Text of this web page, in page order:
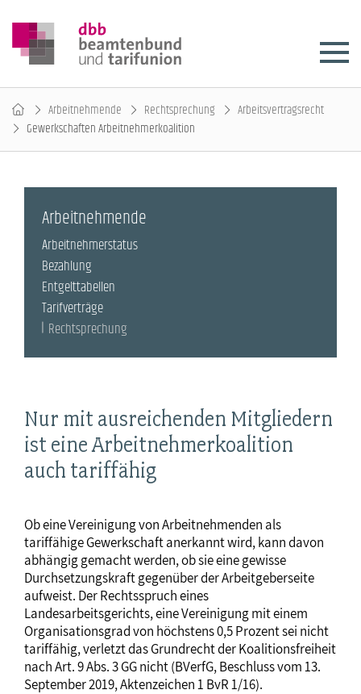
Arbeitnehmende Rechtsprechung
Arbeitsvertragsrecht
Gewerkschaften Arbeitnehmerkoalition
Nur mit ausreichenden Mitgliedern
ist eine Arbeitnehmerkoalition
auch tariffähig
Ob eine Vereinigung von Arbeitnehmenden als
tariffähige Gewerkschaft anerkannt wird, kann davon
abhängig gemacht werden, ob sie eine gewisse
Durchsetzungskraft gegenüber der Arbeitgeberseite
aufweist. Der Rechtsspruch eines
Landesarbeitsgerichts, eine Vereinigung mit einem
Organisationsgrad von höchstens 0,5 Prozent sei nicht
tariffähig, verletzt das Grundrecht der Koalitionsfreiheit
nach Art. 9 Abs. 3 GG nicht (BVerfG, Beschluss vom 13.
September 2019, Aktenzeichen 1 BvR 1/16).
Arbeitnehmende
Arbeitnehmerstatus
Bezahlung
Entgelttabellen
Tarifverträge
Rechtsprechung